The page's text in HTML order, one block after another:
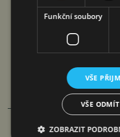
VOLBY DO
MOHOU
Roman Pospíšil
Funkční soubory
VŠE
VŠE
ZOBRAZIT